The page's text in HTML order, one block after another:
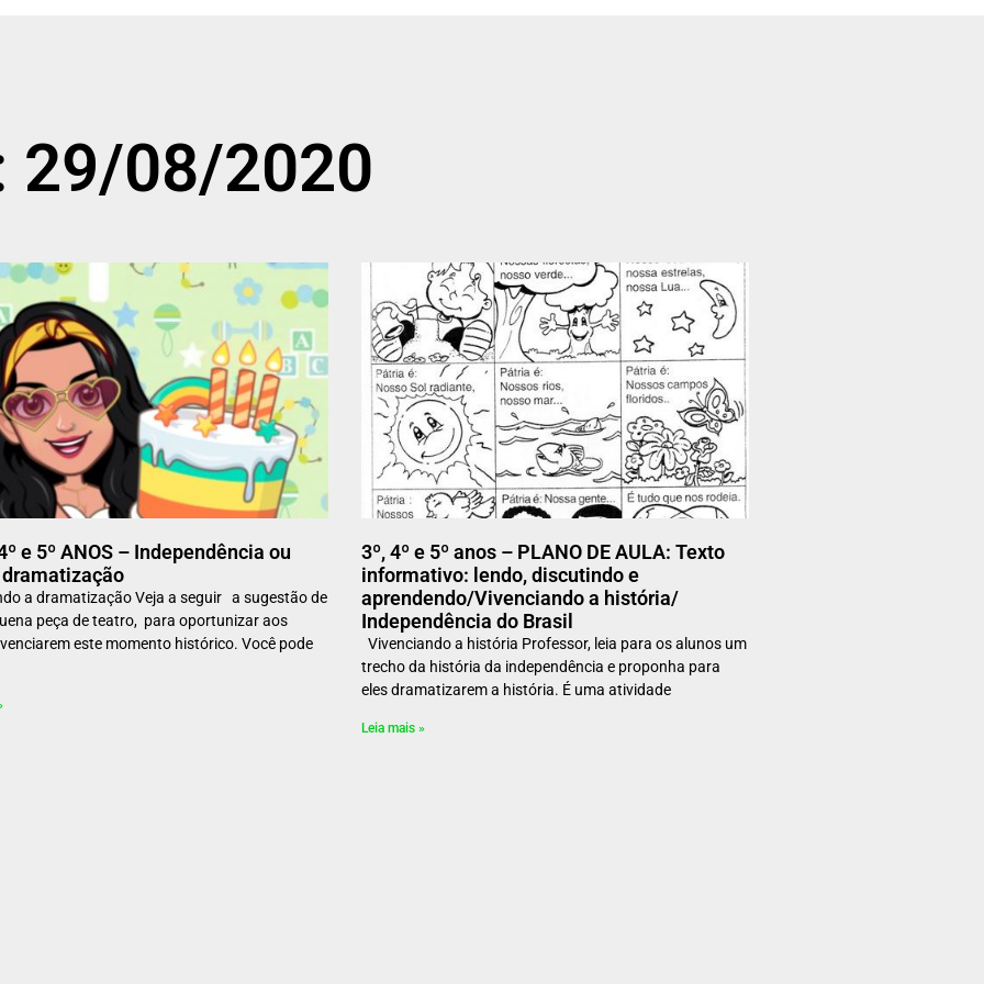
29/08/2020
e 5º ANOS – Independência ou
a dramatização Veja a seguir a sugestão de
peça de teatro, para oportunizar aos
este momento histórico. Você pode
3º, 4º e 5º anos – PLANO DE AULA: Texto
informativo: lendo, discutindo e
aprendendo/Vivenciando a história/
Independência do Brasil
Vivenciando a história Professor, leia para os alunos um
trecho da história da independência e proponha para
eles dramatizarem a história. É uma atividade
Leia mais »